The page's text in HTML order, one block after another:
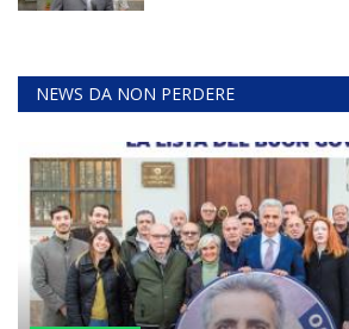
NEWS DA NON PERDERE